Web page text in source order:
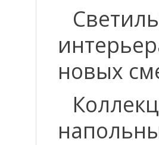
новых